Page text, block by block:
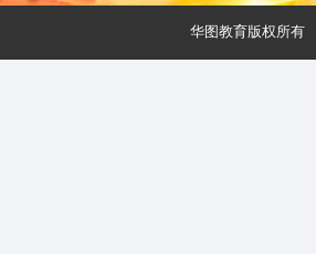
华图教育版权所有